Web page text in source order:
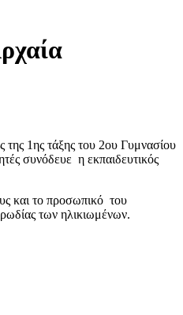
1ης τάξης του 2ου Γυμνασίου
συνόδευε η εκπαιδευτικός
και το προσωπικό του
των ηλικιωμένων.